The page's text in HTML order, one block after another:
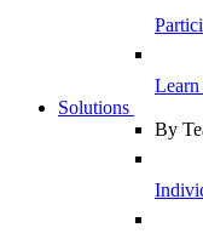
Learn
Solutions
By